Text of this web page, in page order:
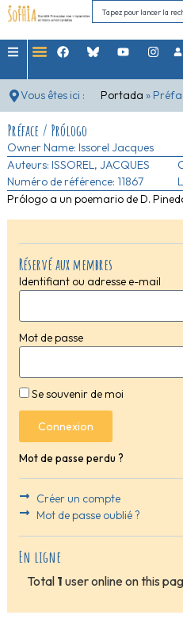
Vous êtes ici : Portada »
Réservé aux membres
Identifiant ou adresse e-mail
Mot de passe
Se souvenir de moi
Connexion
Mot de passe perdu ?
Créer un compte
Mot de passe oublié ?
En ligne
Total 1 user online on this
Préface / Prólogo
Owner Name: Issorel Jacques
Auteurs: ISSOREL, JACQUES
Numéro de référence: 11867
Prólogo a un poemario de D.